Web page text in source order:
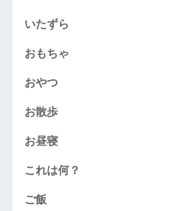
いたずら
おもちゃ
おやつ
お散歩
お昼寝
これは何？
ご飯